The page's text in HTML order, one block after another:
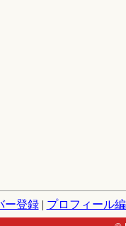
ー登録| プロフィール